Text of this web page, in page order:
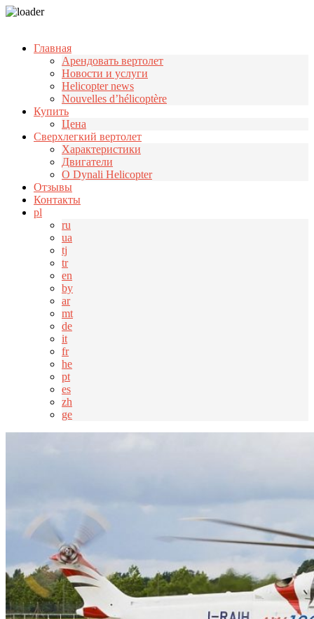
Главная
Арендовать вертолет
Новости и услуги
Helicopter news
Nouvelles d’hélicoptère
Купить
Цена
Cверхлегкий вертолет
Характеристики
Двигатели
О Dynali Helicopter
Отзывы
Контакты
pl
ru
ua
tj
tr
en
by
ar
mt
de
it
fr
he
pt
es
zh
ge